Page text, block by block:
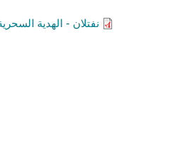
نفتلان - الهدية